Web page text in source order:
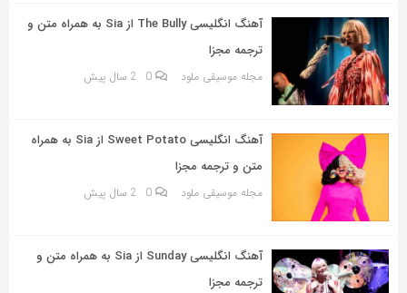
آهنگ انگلیسی The Bully از Sia به همراه متن و
ترجمه مجزا
مجله موسیقی ملود 0 2 سال پیش
آهنگ انگلیسی Sweet Potato از Sia به همراه
متن و ترجمه مجزا
مجله موسیقی ملود 0 2 سال پیش
آهنگ انگلیسی Sunday از Sia به همراه متن و
ترجمه مجزا